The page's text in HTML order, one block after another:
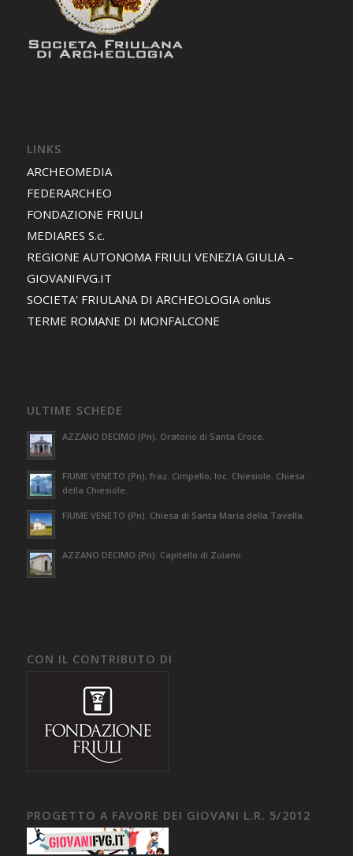
LINKS
ARCHEOMEDIA
FEDERARCHEO
FONDAZIONE FRIULI
MEDIARES S.c.
REGIONE AUTONOMA FRIULI VENEZIA GIULIA –
GIOVANIFVG.IT
SOCIETA' FRIULANA DI ARCHEOLOGIA onlus
TERME ROMANE DI MONFALCONE
ULTIME SCHEDE
AZZANO DECIMO (Pn). Oratorio di Santa Croce.
FIUME VENETO (Pn), fraz. Cimpello, loc. Chiesiole. Chiesa
della Chiesiole.
FIUME VENETO (Pn). Chiesa di Santa Maria della Tavella.
AZZANO DECIMO (Pn). Capitello di Zuiano.
CON IL CONTRIBUTO DI
PROGETTO A FAVORE DEI GIOVANI L.R. 5/2012